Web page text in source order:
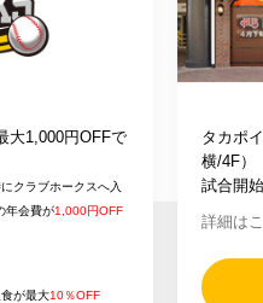
大1,000円OFFで
クラブホークスへ入
年会費が1,000円OFF
が最大10％OFF
タカポ
横/4F）
試合開
詳細は